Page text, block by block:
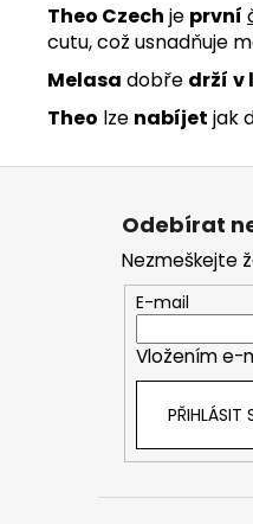
Theo Czech je první
cutu, což usnadňuje
Melasa dobře drží v
Theo lze nabíjet jak
Z
Odebírat
Nezmeškejte
E-mail
Vložením e-
PŘIHLÁSIT